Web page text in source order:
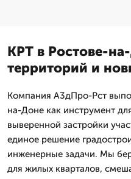
КРТ в Ростове-
территорий и
Компания А3дПро-Рст
на-Доне как инструмент
выверенной застройки
единое решение
инженерные задачи. Мы
для жилых кварталов,